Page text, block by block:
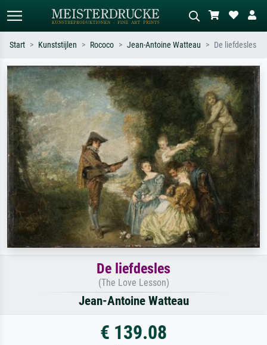
Standaard zoeken AI-beeldzoeker
Zoek op kunstenaar, titel of stijl – bijv.
Monet, Sterrennacht, impressionisme,
Hokusai-golf, naakt.
Beschrijf de scène – bijv. groene
weide, abstract met veel rood, donker
olieverfschilderij, staand naakt naast
een boom.
Start Kunststijlen Rococo Jean-Antoine Watteau De liefdesles
De liefdesles
(The Love Lesson)
Jean-Antoine Watteau
€ 139.08